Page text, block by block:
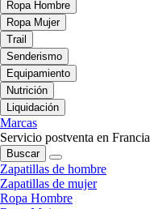
Ropa Hombre
Ropa Mujer
Trail
Senderismo
Equipamiento
Nutrición
Liquidación
Marcas
Servicio postventa en Francia
Buscar
Zapatillas de hombre
Zapatillas de mujer
Ropa Hombre